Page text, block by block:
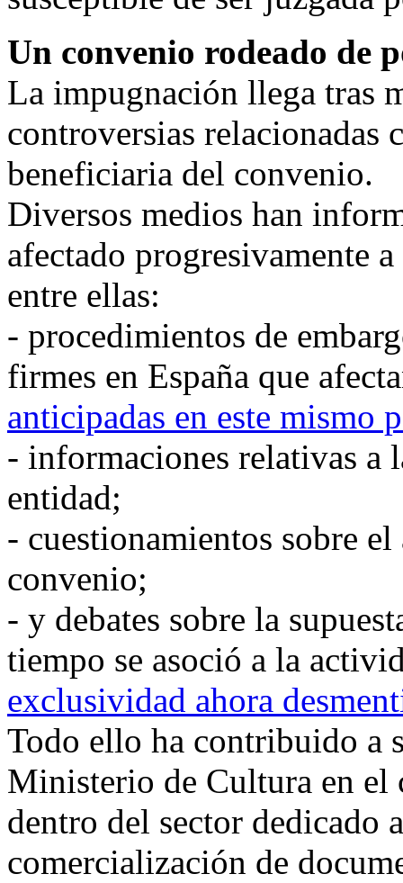
Un convenio rodeado de
La impugnación llega tras
controversias relacionadas
beneficiaria del convenio.
Diversos medios han
afectado progresivamente
entre ellas:
- procedimientos de
firmes en España que
anticipadas en este mismo
- informaciones relativas a
entidad;
- cuestionamientos sobre
convenio;
- y debates sobre la
tiempo se asoció a la
exclusividad ahora
Todo ello ha contribuido a
Ministerio de Cultura en el
dentro del sector dedicado
comercialización de